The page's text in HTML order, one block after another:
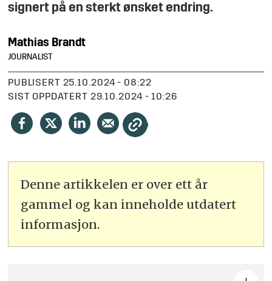
signert på en sterkt ønsket endring.
Mathias Brandt
JOURNALIST
PUBLISERT
25.10.2024 - 08:22
SIST OPPDATERT
29.10.2024 - 10:26
Denne artikkelen er over ett år
gammel og kan inneholde utdatert
informasjon.